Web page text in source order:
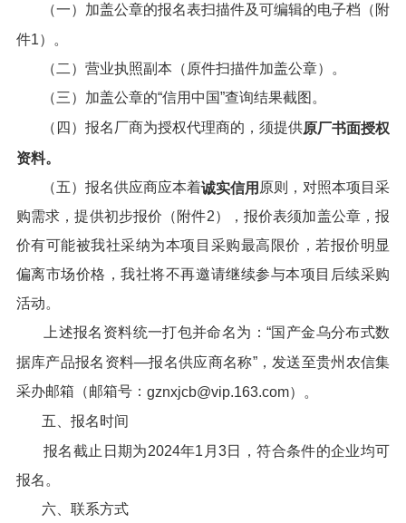
（一）加盖公章的报名表扫描件及可编辑的电子档（附
件1）。
（二）营业执照副本（原件扫描件加盖公章）。
（三）加盖公章的“信用中国”查询结果截图。
（四）报名厂商为授权代理商的，须提供原厂书面授权
资料。
（五）报名供应商应本着诚实信用 原则，对照本项目采
购需求，提供初步报价（附件2），报价表须加盖公章，报
价有可能被我社采纳为本项目采购最高限价，若报价明显
偏离市场价格，我社将不再邀请继续参与本项目后续采购
活动。
上述报名资料统一打包并命名为：“国产金乌分布式数
据库产品报名资料—报名供应商名称”，发送至贵州农信集
采办邮箱（邮箱号： gznxjcb@vip.163.com）。
五、报名时间
报名截止日期为2024年1月3日，符合条件的企业均可
报名。
六、联系方式